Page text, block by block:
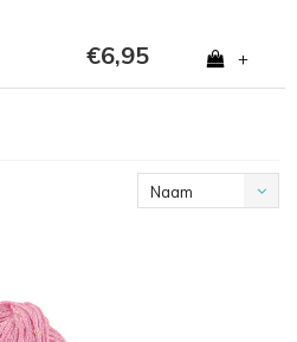
€6,95 +
Naam